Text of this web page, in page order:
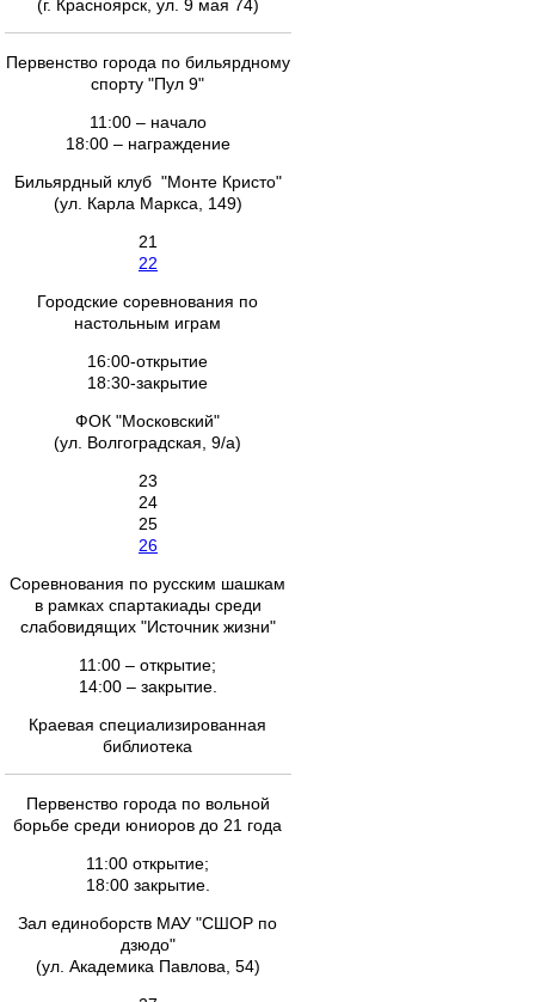
(г. Красноярск, ул. 9 мая 74)
Первенство города по бильярдному
спорту "Пул 9"
11:00 – начало
18:00 – награждение
Бильярдный клуб "Монте Кристо"
(ул. Карла Маркса, 149)
21
22
Городские соревнования по
настольным играм
16:00-открытие
18:30-закрытие
ФОК "Московский"
(ул. Волгоградская, 9/а)
23
24
25
26
Соревнования по русским шашкам
в рамках спартакиады среди
слабовидящих "Источник жизни"
11:00 – открытие;
14:00 – закрытие.
Краевая специализированная
библиотека
Первенство города по вольной
борьбе среди юниоров до 21 года
11:00 открытие;
18:00 закрытие.
Зал единоборств МАУ "СШОР по
дзюдо"
(ул. Академика Павлова, 54)